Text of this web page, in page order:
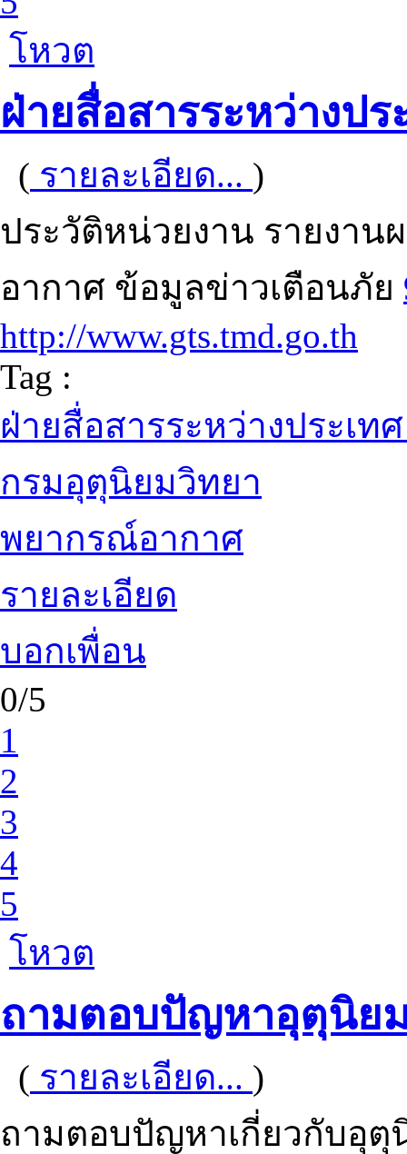
โหวต
ฝ่ายสื่อสารระหว่างป
( รายละเอียด... )
ประวัติหน่วยงาน รายงา
อากาศ ข้อมูลข่าวเตือนภัย
http://www.gts.tmd.go.th
Tag :
ฝ่ายสื่อสารระหว่างประเ
กรมอุตุนิยมวิทยา
พยากรณ์อากาศ
รายละเอียด
บอกเพื่อน
0/5
1
2
3
4
5
โหวต
ถามตอบปัญหาอุตุนิย
( รายละเอียด... )
ถามตอบปัญหาเกี่ยวกับอุ